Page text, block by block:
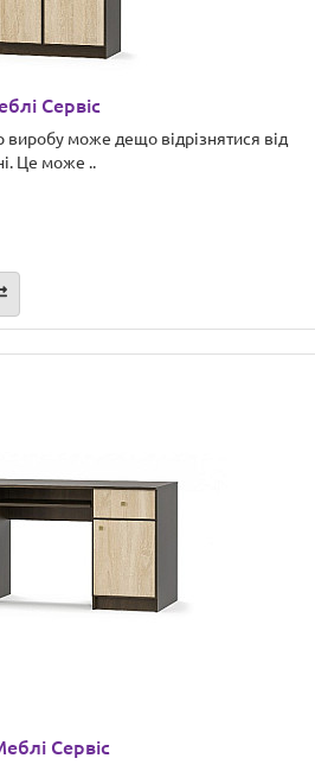
Сервіс
виробу може дещо відрізнятися від
Це може ..
Сервіс